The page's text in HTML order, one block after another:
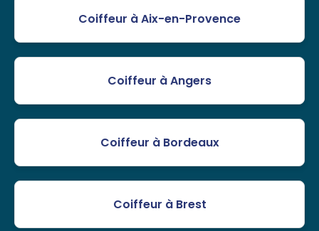
Coiffeur à Aix-en-Provence
Coiffeur à Angers
Coiffeur à Bordeaux
Coiffeur à Brest